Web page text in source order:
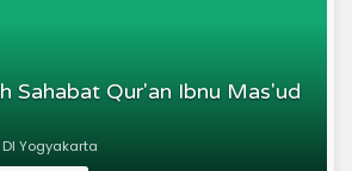
Sahabat Qur'an Ibnu Mas'ud
Yogyakarta